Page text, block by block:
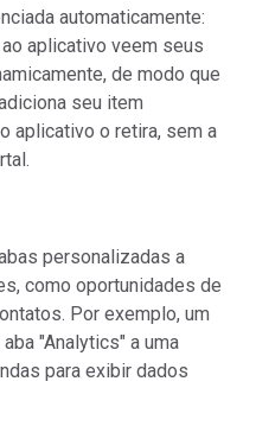
automaticamente:
aplicativo veem seus
de modo que
seu item
aplicativo o retira, sem a
personalizadas a
como oportunidades de
Por exemplo, um
"Analytics" a uma
para exibir dados